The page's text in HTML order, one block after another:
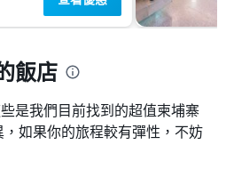
飯店
是我們目前找到的超值柬埔寨​
如果你的旅程較有彈性，不妨